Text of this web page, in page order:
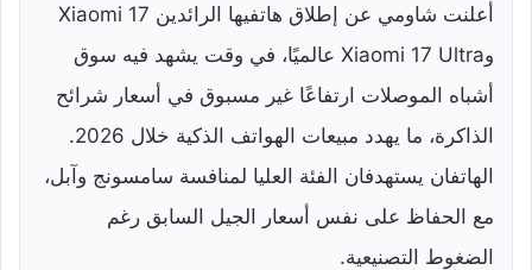
أعلنت شاومي عن إطلاق هاتفيها الرائدين Xiaomi 17
وXiaomi 17 Ultra عالميًا، في وقت يشهد فيه سوق
أشباه الموصلات ارتفاعًا غير مسبوق في أسعار شرائح
الذاكرة، ما يهدد مبيعات الهواتف الذكية خلال 2026.
الهاتفان يستهدفان الفئة العليا لمنافسة سامسونج وآبل،
مع الحفاظ على نفس أسعار الجيل السابق رغم
الضغوط التصنيعية.